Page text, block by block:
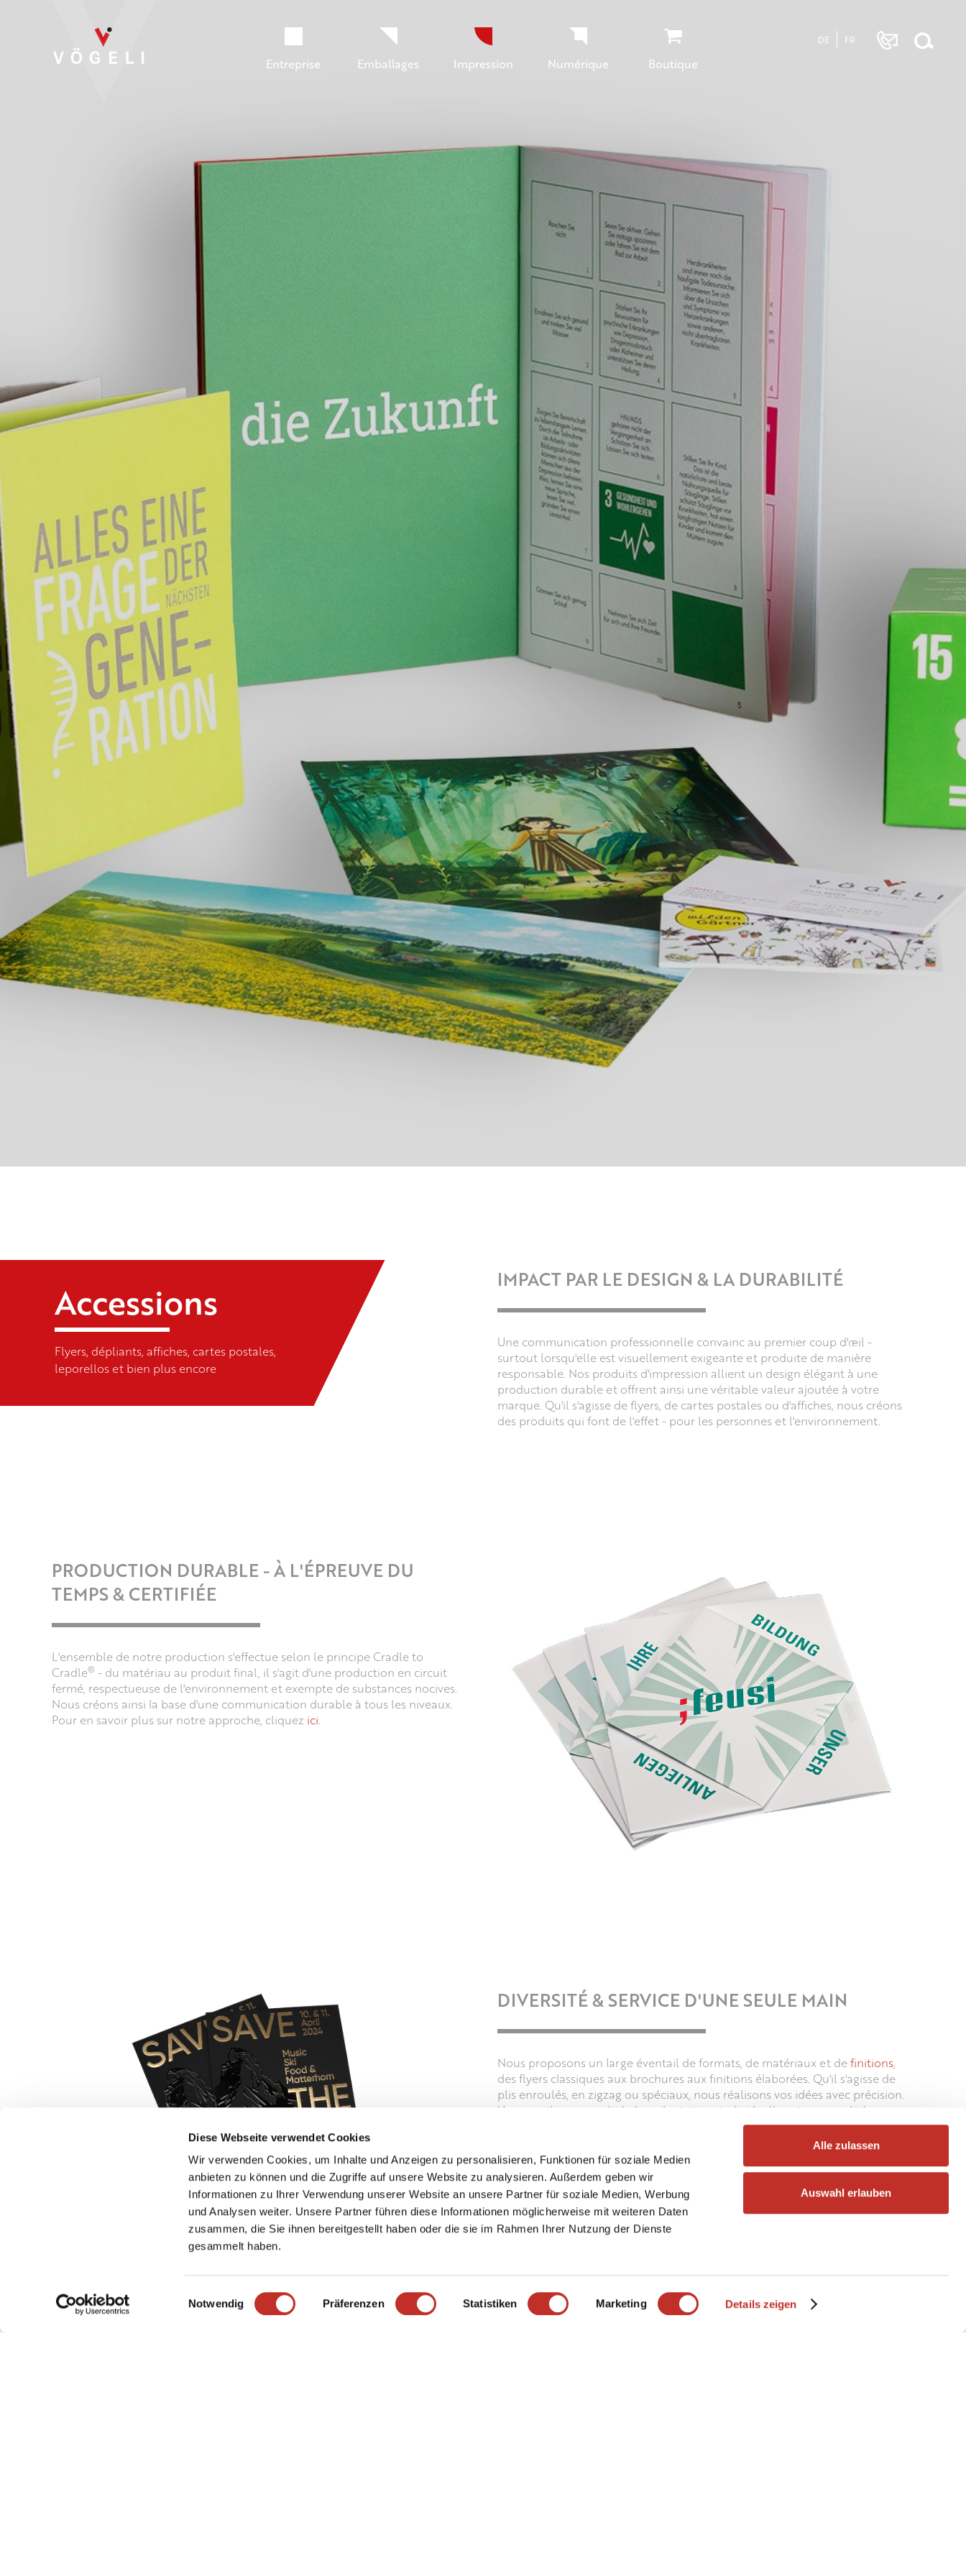
Diese Webseite verwendet Cookies
Wir verwenden Cookies, um Inhalte und Anzeigen zu personalisieren, Funktionen für soziale Medien
anbieten zu können und die Zugriffe auf unsere Website zu analysieren. Außerdem geben wir
Informationen zu Ihrer Verwendung unserer Website an unsere Partner für soziale Medien, Werbung
und Analysen weiter. Unsere Partner führen diese Informationen möglicherweise mit weiteren Daten
zusammen, die Sie ihnen bereitgestellt haben oder die sie im Rahmen Ihrer Nutzung der Dienste
gesammelt haben.
Einwilligungsauswahl
Notwendig Präferenzen Statistiken Marketing Details zeigen
Alle zulassen
Auswahl erlauben
Entreprise Emballages Impression Numérique Boutique
DE FR
Accessions
Flyers, dépliants, affiches, cartes postales,
leporellos et bien plus encore
IMPACT PAR LE DESIGN & LA DURABILITÉ
Une communication professionnelle convainc au premier coup d'œil -
surtout lorsqu'elle est visuellement exigeante et produite de manière
responsable. Nos produits d'impression allient un design élégant à une
production durable et offrent ainsi une véritable valeur ajoutée à votre
marque. Qu'il s'agisse de flyers, de cartes postales ou d'affiches, nous créons
des produits qui font de l'effet - pour les personnes et l'environnement.
PRODUCTION DURABLE - À L'ÉPREUVE DU
TEMPS & CERTIFIÉE
L'ensemble de notre production s'effectue selon le principe Cradle to
Cradle® - du matériau au produit final, il s'agit d'une production en circuit
fermé, respectueuse de l'environnement et exempte de substances nocives.
Nous créons ainsi la base d'une communication durable à tous les niveaux.
Pour en savoir plus sur notre approche, cliquez ici
DIVERSITÉ & SERVICE D'UNE SEULE MAIN
Nous proposons un large éventail de formats, de matériaux et definitions,
des flyers classiques aux brochures aux finitions élaborées. Qu'il s'agisse de
plis enroulés, en zigzag ou spéciaux, nous réalisons vos idées avec précision.
Un conseil personnalisé, des adaptations individuelles et une qualité
maximale sont au cœur de nos préoccupations.
×
Accéder au comparateur de produits